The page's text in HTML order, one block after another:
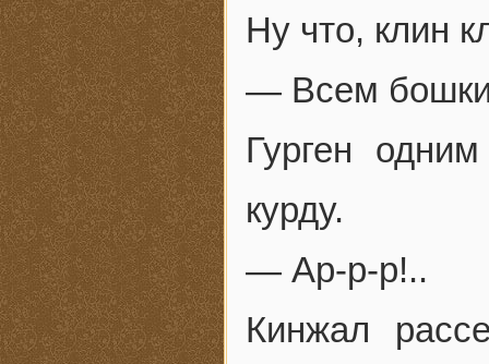
Ну что, клин
— Всем
Гурген
курду.
— Ар-р-р!..
Кинжал